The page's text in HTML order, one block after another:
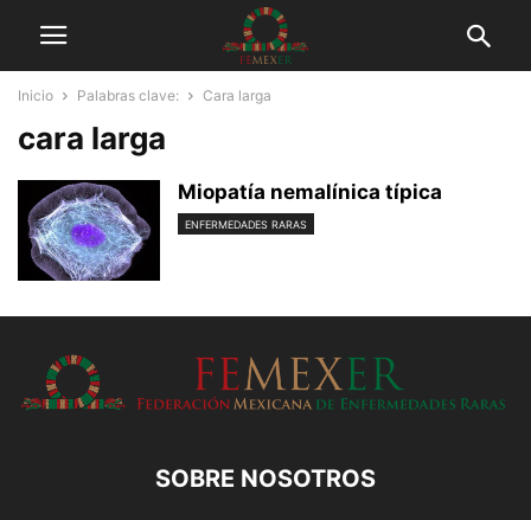
Inicio Palabras clave: Cara larga
cara larga
Miopatía nemalínica típica
ENFERMEDADES RARAS
SOBRE NOSOTROS